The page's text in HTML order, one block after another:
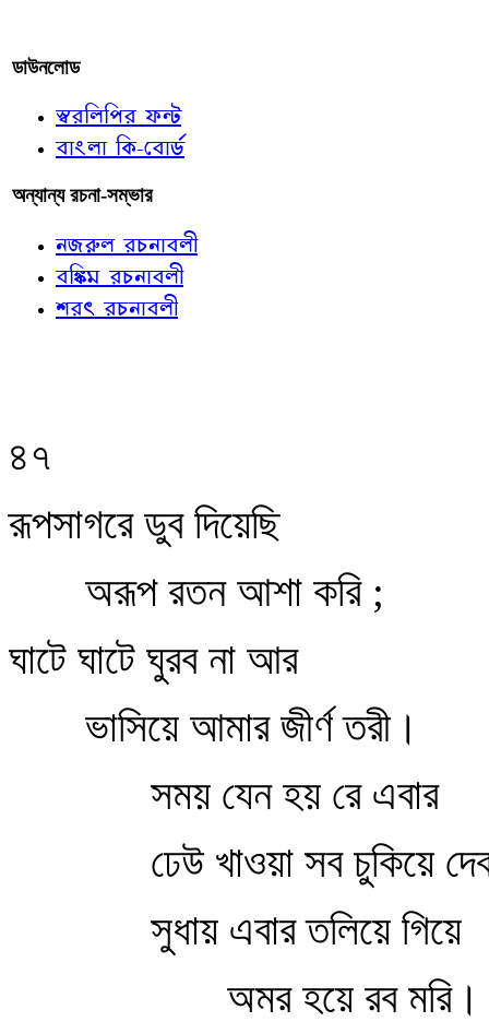
ডাউনলোড
স্বরলিপির ফন্ট
বাংলা কি-বোর্ড
অন্যান্য রচনা-সম্ভার
নজরুল রচনাবলী
বঙ্কিম রচনাবলী
শরৎ রচনাবলী
৪৭
রূপসাগরে ডুব দিয়েছি
অরূপ রতন আশা করি ;
ঘাটে ঘাটে ঘুরব না আর
ভাসিয়ে আমার জীর্ণ তরী।
সময় যেন হয় রে এবার
ঢেউ খাওয়া সব চুকিয়ে
সুধায় এবার তলিয়ে গিয়ে
অমর হয়ে রব মরি।